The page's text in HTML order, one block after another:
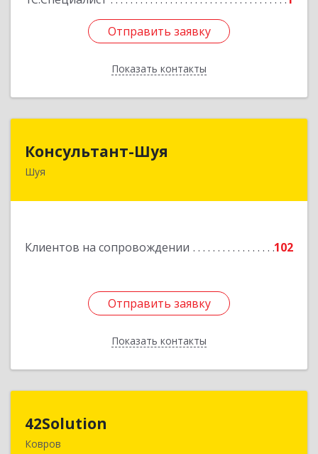
Отправить заявку
Показать контакты
Отправить заявку
Назад
Консультант-Шуя
Шуя
Клиентов на сопровождении 102
Отправить заявку
Показать контакты
155900, Ивановская обл, Шуя г, Свердлова ул,
Отправить заявку
Назад
42Solution
Ковров601967, Владимирская обл, муниципальный